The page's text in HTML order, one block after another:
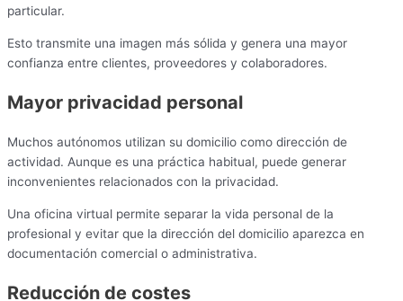
particular.
Esto transmite una imagen más sólida y genera una mayor
confianza entre clientes, proveedores y colaboradores.
Mayor privacidad personal
Muchos autónomos utilizan su domicilio como dirección de
actividad. Aunque es una práctica habitual, puede generar
inconvenientes relacionados con la privacidad.
Una oficina virtual permite separar la vida personal de la
profesional y evitar que la dirección del domicilio aparezca en
documentación comercial o administrativa.
Reducción de costes